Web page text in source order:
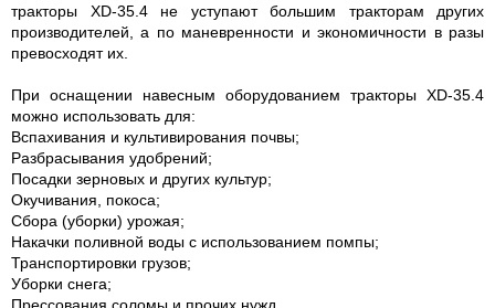
тракторы XD-35.4 не уступают большим тракторам других
производителей, а по маневренности и экономичности в разы
превосходят их.
При оснащении навесным оборудованием тракторы XD-35.4
можно использовать для:
Вспахивания и культивирования почвы;
Разбрасывания удобрений;
Посадки зерновых и других культур;
Окучивания, покоса;
Сбора (уборки) урожая;
Накачки поливной воды с использованием помпы;
Транспортировки грузов;
Уборки снега;